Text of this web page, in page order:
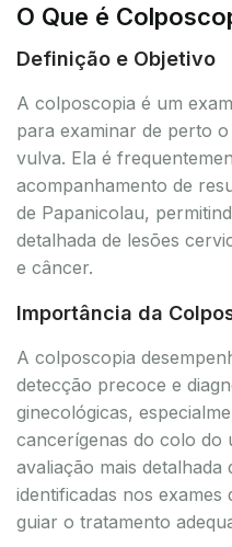
O Que é
Definição e Objetivo
A colposcopia é um
para examinar de perto
vulva. Ela é
acompanhamento de
de Papanicolau,
detalhada de lesões
e câncer.
Importância da
A colposcopia
detecção precoce e
ginecológicas,
cancerígenas do colo do
avaliação mais detalhada
identificadas nos
guiar o tratamento